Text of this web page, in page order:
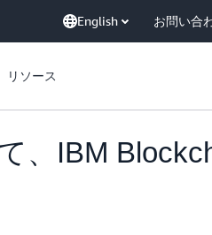
English お問い合
リソース
、IBM